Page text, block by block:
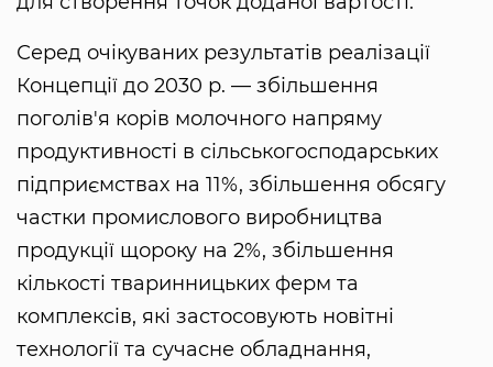
Серед очікуваних результатів реалізації
Концепції до 2030 р. — збільшення
поголів'я корів молочного напряму
продуктивності в сільськогосподарських
підприємствах на 11%, збільшення обсягу
частки промислового виробництва
продукції щороку на 2%, збільшення
кількості тваринницьких ферм та
комплексів, які застосовують новітні
технології та сучасне обладнання,